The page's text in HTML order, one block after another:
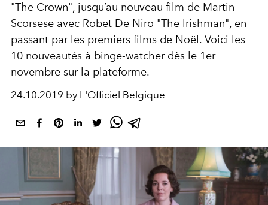
"The Crown", jusqu’au nouveau film de Martin
Scorsese avec Robet De Niro "The Irishman", en
passant par les premiers films de Noël. Voici les
10 nouveautés à binge-watcher dès le 1er
novembre sur la plateforme.
24.10.2019 by L'Officiel Belgique